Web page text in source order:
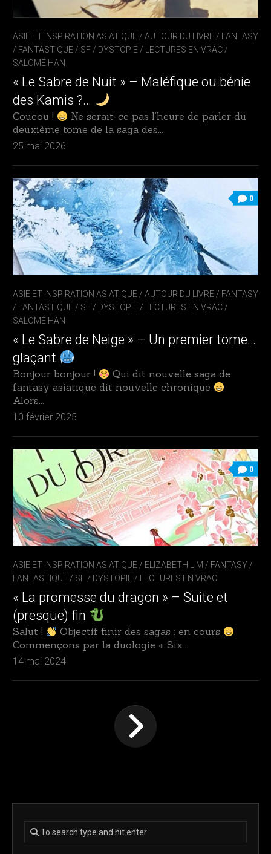
ASIE ET INSPIRATION ASIATIQUE / AUTOUR DU LIVRE / FANTASY
/ FANTASTIQUE / SF / DYSTOPIE / LECTURES EN VRAC /
SALOMÉ HAN
« Le Sabre de Nuit » – Maléfique ou bénie
des Kamis ?…
Coucou !
Ne serait-ce pas l’heure de parler du
deuxième tome de la saga des...
25 mai 2026
0
ASIE ET INSPIRATION ASIATIQUE / AUTOUR DU LIVRE / FANTASY
/ FANTASTIQUE / SF / DYSTOPIE / LECTURES EN VRAC /
SALOMÉ HAN
« Le Sabre de Neige » – Un premier tome…
glaçant
Bonjour bonjour !
Qui dit nouvelle saga de
fantasy asiatique dit nouvelle chronique
Alors...
10 février 2025
0
ASIE ET INSPIRATION ASIATIQUE / ELIZABETH LIM / FANTASY /
FANTASTIQUE / SF / DYSTOPIE / LECTURES EN VRAC
« La promesse du dragon » – Suite et
(presque) fin
Salut !
Objectif finir des sagas : en cours
Commençons par la duologie « Six...
14 mai 2024